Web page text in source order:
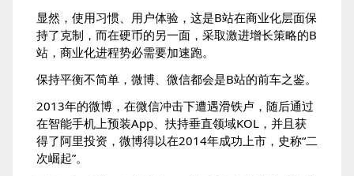
显然，使用习惯、用户体验，这是B站在商业化层面保
持了克制，而在硬币的另一面，采取激进增长策略的B
站，商业化进程势必需要加速跑。
保持平衡不简单，微博、微信都会是B站的前车之鉴。
2013年的微博，在微信冲击下遭遇滑铁卢，随后通过
在智能手机上预装App、扶持垂直领域KOL，并且获
得了阿里投资，微博得以在2014年成功上市，史称“二
次崛起”。